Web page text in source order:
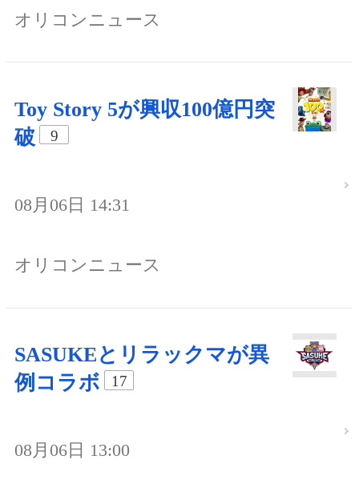
オリコンニュース
Toy Story 5が興収100億円突
破
9
08月06日 14:31
オリコンニュース
SASUKEとリラックマが異
例コラボ
17
08月06日 13:00